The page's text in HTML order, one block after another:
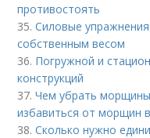
противостоять
35.Силовые
собственным весом
36. Погружной и
конструкций
37.Чем убрать
избавиться от морщин
38.Сколько нужно